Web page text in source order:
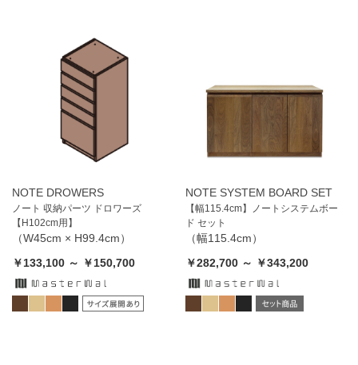
NOTE DROWERS
ノート 収納パーツ ドロワーズ
【H102cm用】
（W45cm × H99.4cm）
￥133,100 ～ ￥150,700
NOTE SYSTEM BOARD SET
【幅115.4cm】ノートシステムボー
ド セット
（幅115.4cm）
￥282,700 ～ ￥343,200